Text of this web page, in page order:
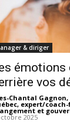
& diriger
émotions
vos
Chantal
expert/
et
2025